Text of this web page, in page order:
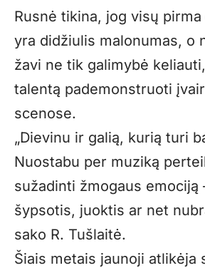
Rusnė tikina, jog visų
yra didžiulis malonumas, o
žavi ne tik galimybė
talentą pademonstruoti
scenose.
„Dievinu ir galią, kurią turi
Nuostabu per muziką
sužadinti žmogaus emociją
šypsotis, juoktis ar net
sako R. Tušlaitė.
Šiais metais jaunoji atlikėja